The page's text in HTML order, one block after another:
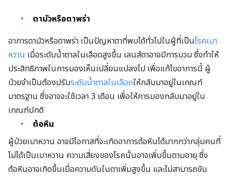
ตามัวหรือตาพร่า
อาการตามัวหรือตาพร่า เป็นปัญหาตาที่พบได้ทั่วไปในผู้ที่เป็นโรคเบา
หวาน เมื่อระดับน้ำตาลในเลือดสูงขึ้น เลนส์ตาอาจมีการบวม ซึ่งทำให้
ประสิทธิภาพในการมองเห็นเปลี่ยนแปลงไป เพื่อแก้ไขอาการนี้ ผู้
ป่วยจำเป็นต้องปรับระดับน้ำตาลในเลือดให้กลับมาอยู่ในเกณฑ์
มาตรฐาน ซึ่งอาจจะใช้เวลา 3 เดือน เพื่อให้การมองกลับมาอยู่ใน
เกณฑ์ปกติ
ต้อหิน
ผู้ป่วยเบาหวาน อาจมีโอกาสที่จะเกิดอาการต้อหินได้มากกว่ากลุ่มคนที่
ไม่ได้เป็นเบาหวาน ความเสี่ยงของโรคนั้นอาจเพิ่มขึ้นตามอายุ ซึ่ง
ต้อหินอาจเกิดขึ้นเมื่อความดันในตาเพิ่มสูงขึ้น และไม่สามารถขับ